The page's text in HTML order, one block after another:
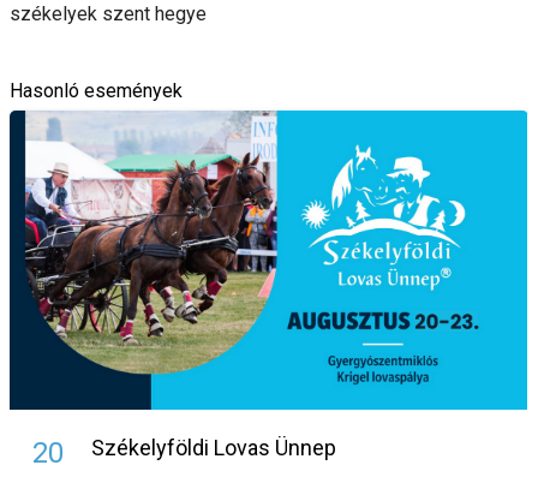
székelyek szent hegye
Hasonló események
20 Székelyföldi Lovas Ünnep